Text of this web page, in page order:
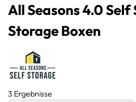
All Seasons 4.0
Storage Boxen
3 Ergebnisse